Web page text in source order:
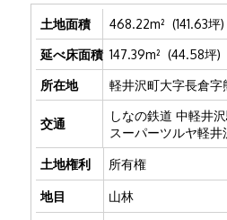
土地面積
468.22m² (141.63坪)
延べ床面積 147.39m² (44.58坪)
所在地
軽井沢町大字長倉字
交通
しなの鉄道 中軽井
スーパーツルヤ軽
土地権利 所有権
地目 山林